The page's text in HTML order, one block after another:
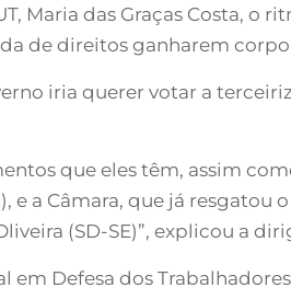
Maria das Graças Costa, o
de direitos ganharem
iria querer votar a
que eles têm, assim
e a Câmara, que já resgatou
(SD-SE)”, explicou a
Defesa dos